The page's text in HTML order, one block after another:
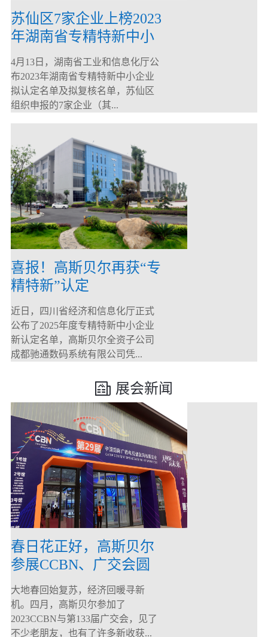
苏仙区7家企业上榜2023
年湖南省专精特新中小
企业
4月13日，湖南省工业和信息化厅公
布2023年湖南省专精特新中小企业
拟认定名单及拟复核名单，苏仙区
组织申报的7家企业（其...
喜报！高斯贝尔再获“专
精特新”认定
近日，四川省经济和信息化厅正式
公布了2025年度专精特新中小企业
新认定名单，高斯贝尔全资子公司
成都驰通数码系统有限公司凭...
展会新闻
春日花正好，高斯贝尔
参展CCBN、广交会圆
满落幕！
大地春回始复苏，经济回暖寻新
机。四月，高斯贝尔参加了
2023CCBN与第133届广交会，见了
不少老朋友，也有了许多新收获...